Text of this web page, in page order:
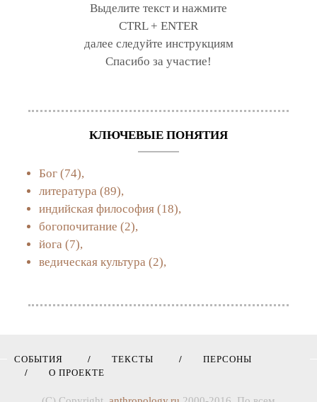
Выделите текст и нажмите
CTRL + ENTER
далее следуйте инструкциям
Спасибо за участие!
КЛЮЧЕВЫЕ ПОНЯТИЯ
Бог (74),
литература (89),
индийская философия (18),
богопочитание (2),
йога (7),
ведическая культура (2),
СОБЫТИЯ ТЕКСТЫ
ПЕРСОНЫ
О ПРОЕКТЕ